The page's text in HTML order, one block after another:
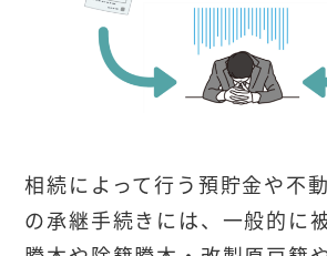
相続によって行う預貯金や不
の承継手続きには、一般的に